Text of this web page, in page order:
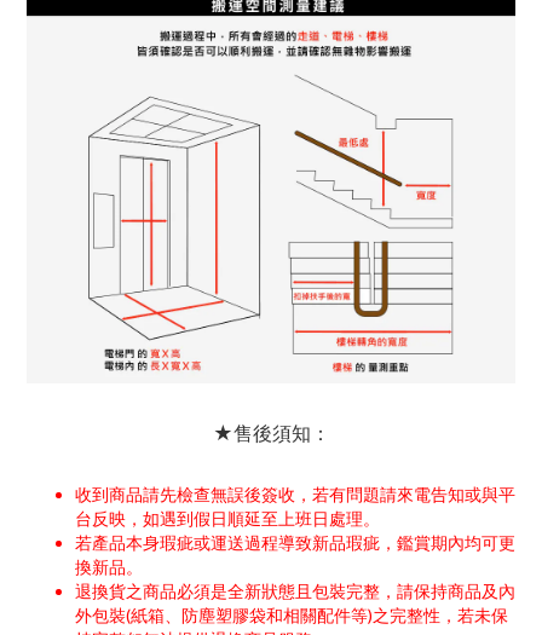
★售後須知：
收到商品請先檢查無誤後簽收，若有問題請來電告知或與平
台反映，如遇到假日順延至上班日處理。
若產品本身瑕疵或運送過程導致新品瑕疵，鑑賞期內均可更
換新品。
退換貨之商品必須是全新狀態且包裝完整，請保持商品及內
外包裝(紙箱、防塵塑膠袋和相關配件等)之完整性，若未保